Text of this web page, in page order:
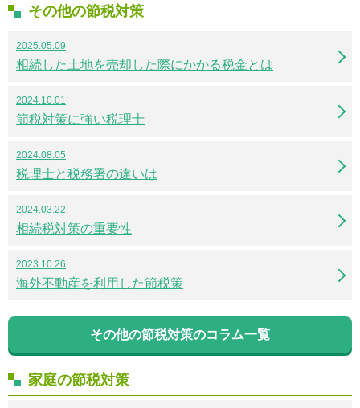
その他の節税対策
2025.05.09
相続した土地を売却した際にかかる税金とは
2024.10.01
節税対策に強い税理士
2024.08.05
税理士と税務署の違いは
2024.03.22
相続税対策の重要性
2023.10.26
海外不動産を利用した節税策
その他の節税対策のコラム一覧
家庭の節税対策